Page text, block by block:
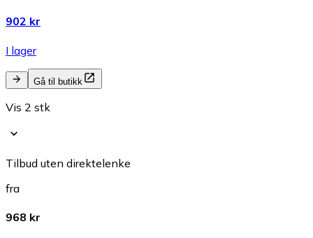
902 kr
I lager
Gå til butikk
Vis 2 stk
Tilbud uten direktelenke
fra
968 kr